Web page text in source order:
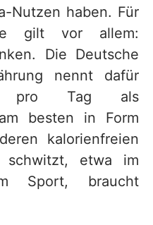
Nutzen haben. Für
gilt vor allem:
Die Deutsche
nennt dafür
pro Tag als
besten in Form
kalorienfreien
schwitzt, etwa im
Sport, braucht